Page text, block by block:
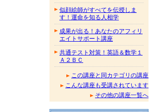
似顔絵師がすべてを伝授しま
す！運命を知る人相学
成果が出る！あなたのアフィリ
エイトサポート講座
共通テスト対策！英語＆数学１
Ａ２ＢＣ
この講座と同カテゴリの講座
こんな講座も受講されています
その他の講座一覧へ